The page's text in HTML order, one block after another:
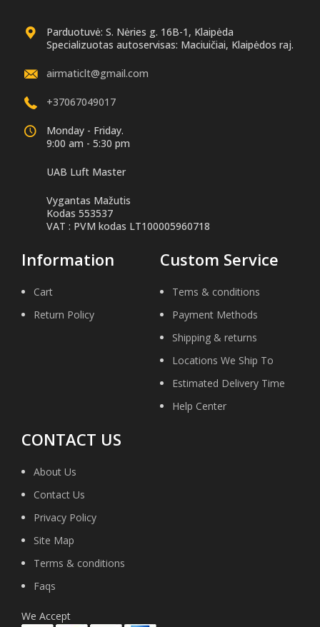
Parduotuvė: S. Nėries g. 16B-1, Klaipėda
Specializuotas autoservisas: Maciuičiai, Klaipėdos raj.
airmaticlt@gmail.com
+37067049017
Monday - Friday.
9:00 am - 5:30 pm
UAB Luft Master
Vygantas Mažutis
Kodas 553537
VAT : PVM kodas LT100005960718
Information
Cart
Return Policy
Custom Service
Tems & conditions
Payment Methods
Shipping & returns
Locations We Ship To
Estimated Delivery Time
Help Center
CONTACT US
About Us
Contact Us
Privacy Policy
Site Map
Terms & conditions
Faqs
We Accept